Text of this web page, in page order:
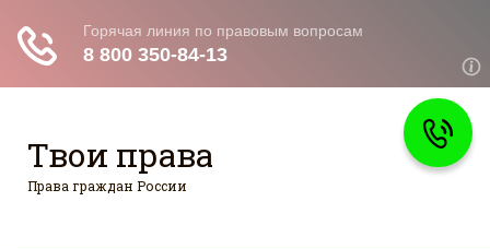
Твои права
Права граждан России